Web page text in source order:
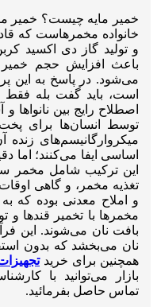
خمیر مایه چیست؟ خمیر
خانواده مخمرهاست که
و تولید گاز ‌دی ‌اکسید
باعث افزایش حجم خمیر
می‌شود. در پاسخ به این
است، باید گفت بله
اصطلاح رایج بین نانواها
توسط انسان‌ها برای
میکروارگانیسم‌های زنده
اساسی ایفا می‌کنند؛ اما
این ترکیب شامل مخمر
تغذیه مخمر، و گاهی
و املاح معدنی بوده که
مخمرها با تخمیر قندها و
بافت نان می‌شوند. این
نان می‌بخشد که بدون
همچنین برای خرید
بازار می‌توانید با
تماس حاصل بفرمائید.